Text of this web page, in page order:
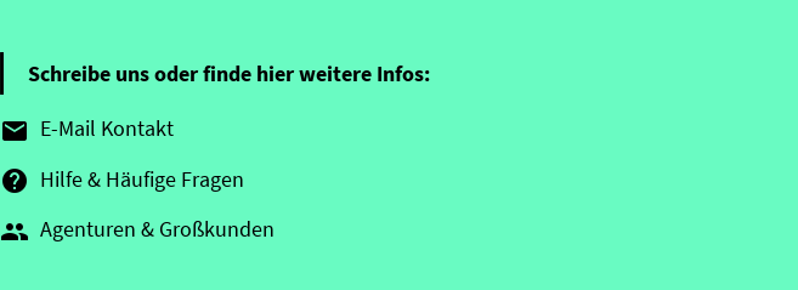
Schreibe uns oder finde hier weitere Infos:
 E-Mail Kontakt
 Hilfe & Häufige Fragen
 Agenturen & Großkunden